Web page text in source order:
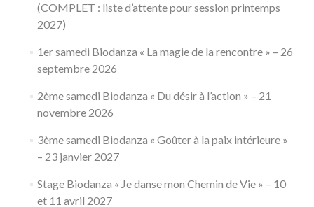
(COMPLET : liste d’attente pour session printemps
2027)
1er samedi Biodanza « La magie de la rencontre » – 26
septembre 2026
2ème samedi Biodanza « Du désir à l’action » – 21
novembre 2026
3ème samedi Biodanza « Goûter à la paix intérieure »
– 23 janvier 2027
Stage Biodanza « Je danse mon Chemin de Vie » – 10
et 11 avril 2027